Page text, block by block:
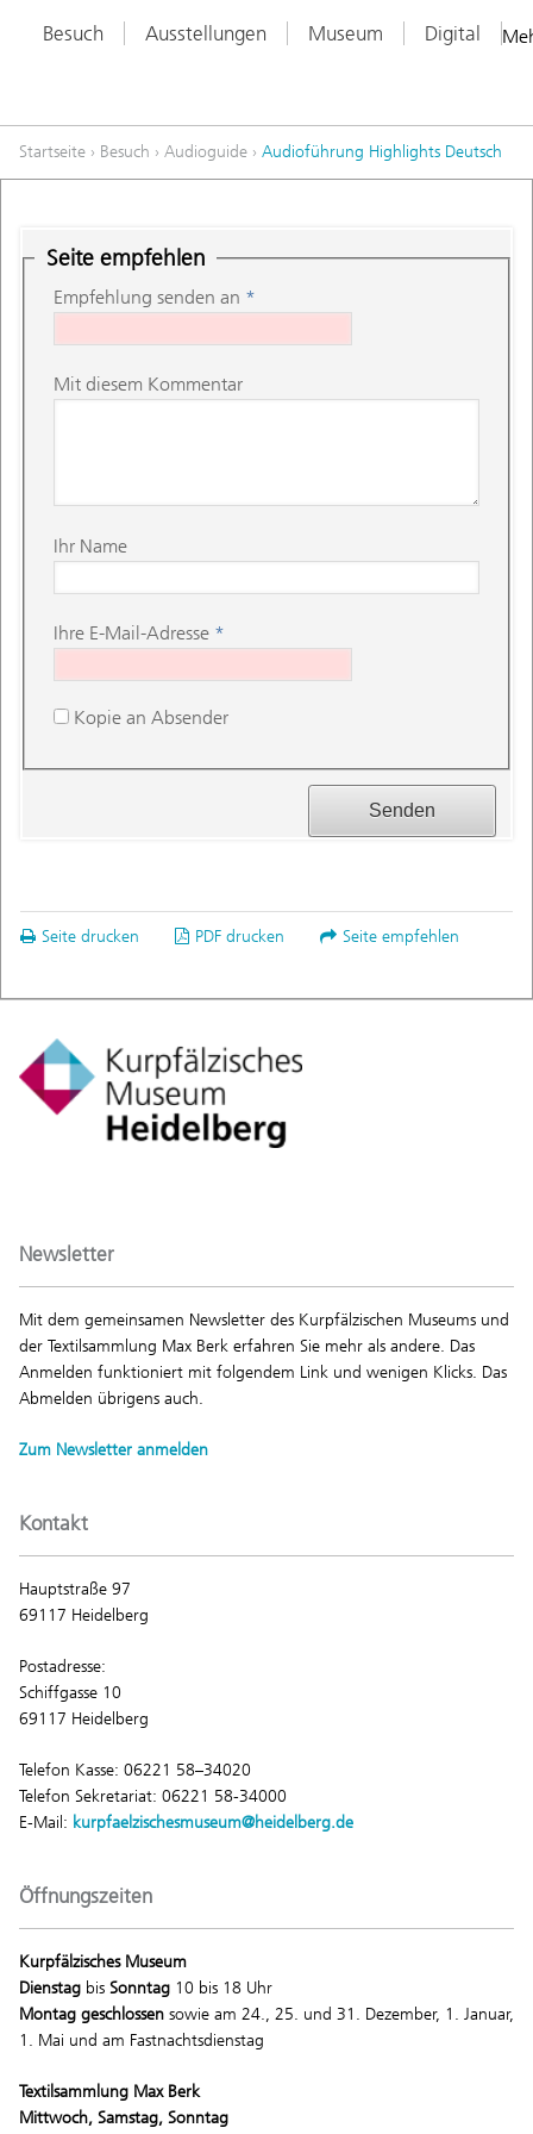
Besuch Ausstellungen Museum Digital
Startseite › Besuch › Audioguide › Audioführung Highlights Deutsch
Seite empfehlen
Empfehlung senden an *
Mit diesem Kommentar
Ihr Name
Ihre E-Mail-Adresse *
Kopie an Absender
Seite drucken PDF drucken Seite empfehlen
Newsletter
Mit dem gemeinsamen Newsletter des Kurpfälzischen Museums und
der Textilsammlung Max Berk erfahren Sie mehr als andere. Das
Anmelden funktioniert mit folgendem Link und wenigen Klicks. Das
Abmelden übrigens auch.
Zum Newsletter anmelden
Kontakt
Hauptstraße 97
69117 Heidelberg
Postadresse:
Schiffgasse 10
69117 Heidelberg
Telefon Kasse: 06221 58–34020
Telefon Sekretariat: 06221 58-34000
E-Mail: kurpfaelzischesmuseum@heidelberg.de
Öffnungszeiten
Kurpfälzisches Museum
Dienstag bis Sonntag 10 bis 18 Uhr
Montag geschlossen sowie am 24., 25. und 31. Dezember, 1. Januar,
1. Mai und am Fastnachtsdienstag
Textilsammlung Max Berk
Mittwoch, Samstag, Sonntag